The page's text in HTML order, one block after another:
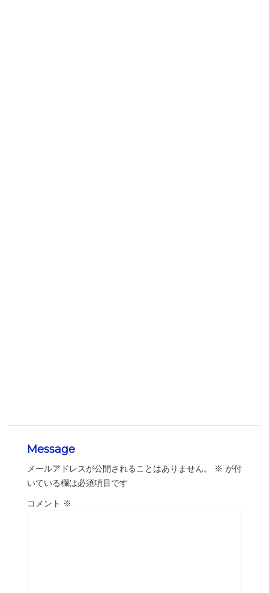
Message
メールアドレスが公開されることはありません。 ※ が付
いている欄は必須項目です
コメント ※